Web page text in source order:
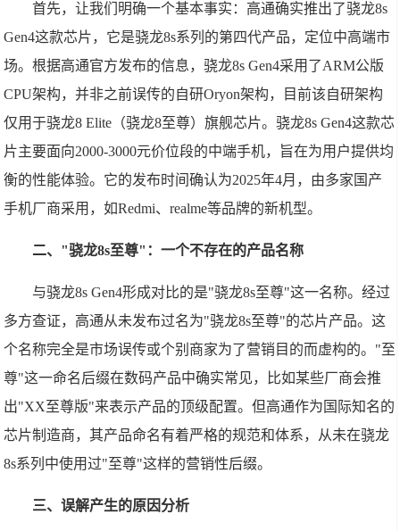
首先，让我们明确一个基本事实：高通确实推出了骁龙8s
Gen4这款芯片，它是骁龙8s系列的第四代产品，定位中高端市
场。根据高通官方发布的信息，骁龙8s Gen4采用了ARM公版
CPU架构，并非之前误传的自研Oryon架构，目前该自研架构
仅用于骁龙8 Elite（骁龙8至尊）旗舰芯片。骁龙8s Gen4这款芯
片主要面向2000-3000元价位段的中端手机，旨在为用户提供均
衡的性能体验。它的发布时间确认为2025年4月，由多家国产
手机厂商采用，如Redmi、realme等品牌的新机型。
二、"骁龙8s至尊"：一个不存在的产品名称
与骁龙8s Gen4形成对比的是"骁龙8s至尊"这一名称。经过
多方查证，高通从未发布过名为"骁龙8s至尊"的芯片产品。这
个名称完全是市场误传或个别商家为了营销目的而虚构的。"至
尊"这一命名后缀在数码产品中确实常见，比如某些厂商会推
出"XX至尊版"来表示产品的顶级配置。但高通作为国际知名的
芯片制造商，其产品命名有着严格的规范和体系，从未在骁龙
8s系列中使用过"至尊"这样的营销性后缀。
三、误解产生的原因分析